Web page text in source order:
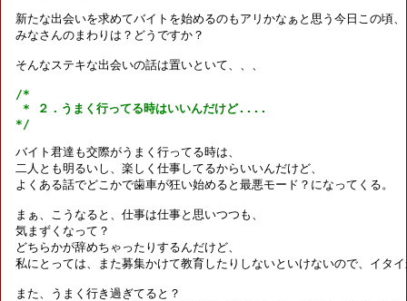
新たな出会いを求めてバイトを始めるのもアリかなぁと思う今日この頃、
みなさんのまわりは？どうですか？
そんなステキな出会いの話は置いといて、、、
/*
* ２．うまく行ってる時はいいんだけど....
*/
バイト君達も交際がうまく行ってる時は、
二人とも明るいし、楽しく仕事してるからいいんだけど、
よくある話でどこかで歯車が狂い始めると最悪モード？になってくる。
まぁ、こうなると、仕事は仕事と思いつつも、
気まずくなって？
どちらかが辞めちゃったりするんだけど、
私にとっては、また募集かけて教育したりしないといけないので、イタ
また、うまく行き過ぎてると？